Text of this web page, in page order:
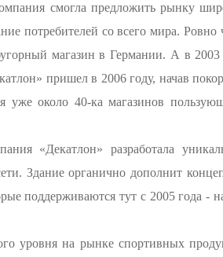
смогла предложить рынку
потребителей со всего мира. Ровно
магазин в Германии. А в 2003
пришел в 2006 году, начав
около 40-ка магазинов
«Декатлон» разработала
Здание органично дополнит
поддерживаются тут с 2005 года -
уровня на рынке спортивных